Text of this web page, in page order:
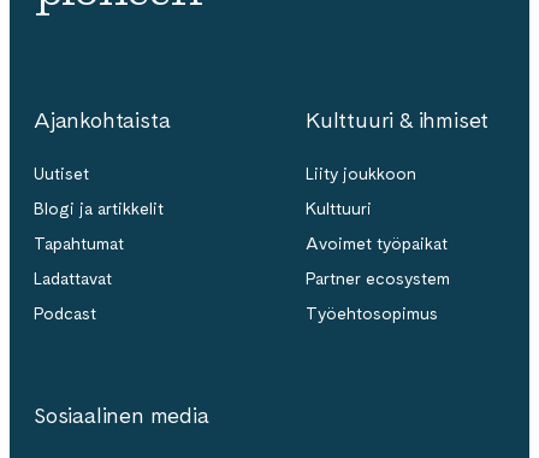
Ajankohtaista
Uutiset
Blogi ja artikkelit
Tapahtumat
Ladattavat
Podcast
Kulttuuri & ihmiset
Liity joukkoon
Kulttuuri
Avoimet työpaikat
Partner ecosystem
Työehtosopimus
Sosiaalinen media